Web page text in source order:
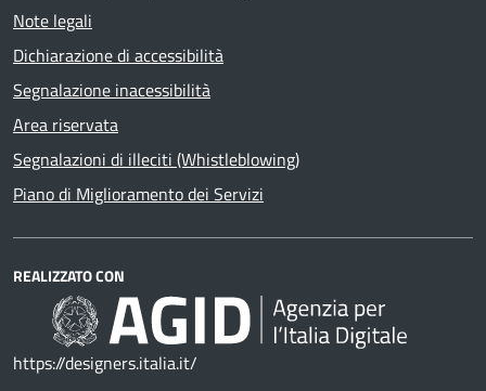
Note legali
Dichiarazione di accessibilità
Segnalazione inacessibilità
Area riservata
Segnalazioni di illeciti (Whistleblowing)
Piano di Miglioramento dei Servizi
REALIZZATO CON
https://designers.italia.it/